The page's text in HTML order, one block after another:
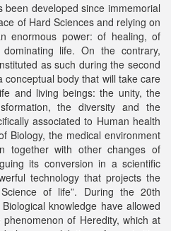
developed since immemorial
of Hard Sciences and relying on
enormous power: of healing, of
life. On the contrary,
as such during the second
conceptual body that will take care
and living beings: the unity, the
the diversity and the
associated to Human health
Biology, the medical environment
together with other changes of
its conversion in a scientific
technology that projects the
of life”. During the 20th
knowledge have allowed
of Heredity, which at